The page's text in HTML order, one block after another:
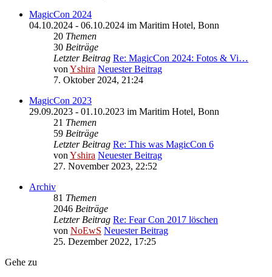
MagicCon 2024
04.10.2024 - 06.10.2024 im Maritim Hotel, Bonn
20 Themen
30 Beiträge
Letzter Beitrag Re: MagicCon 2024: Fotos & Vi…
von Yshira Neuester Beitrag
7. Oktober 2024, 21:24
MagicCon 2023
29.09.2023 - 01.10.2023 im Maritim Hotel, Bonn
21 Themen
59 Beiträge
Letzter Beitrag Re: This was MagicCon 6
von Yshira Neuester Beitrag
27. November 2023, 22:52
Archiv
81 Themen
2046 Beiträge
Letzter Beitrag Re: Fear Con 2017 löschen
von NoEwS Neuester Beitrag
25. Dezember 2022, 17:25
Gehe zu